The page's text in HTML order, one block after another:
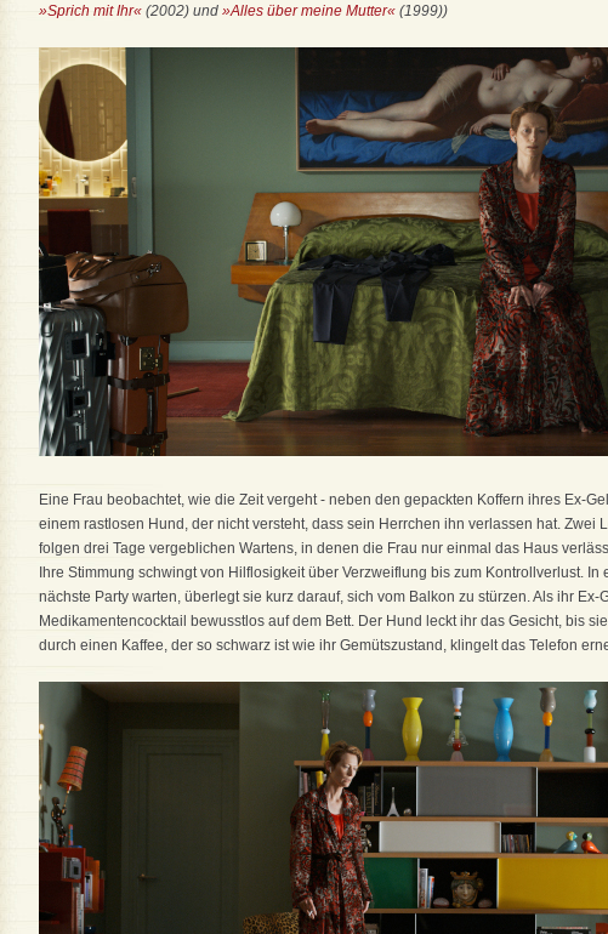
»Sprich mit Ihr« (2002) und »Alles über meine Mutter« (1999))
Eine Frau beobachtet, wie die Zeit vergeht - neben den gepackten Koffern ihres Ex-
einem rastlosen Hund, der nicht versteht, dass sein Herrchen ihn verlassen hat. Zwei
folgen drei Tage vergeblichen Wartens, in denen die Frau nur einmal das Haus
Ihre Stimmung schwingt von Hilflosigkeit über Verzweiflung bis zum Kontrollverlust.
nächste Party warten, überlegt sie kurz darauf, sich vom Balkon zu stürzen. Als ihr
Medikamentencocktail bewusstlos auf dem Bett. Der Hund leckt ihr das Gesicht, bis
durch einen Kaffee, der so schwarz ist wie ihr Gemütszustand, klingelt das Telefon